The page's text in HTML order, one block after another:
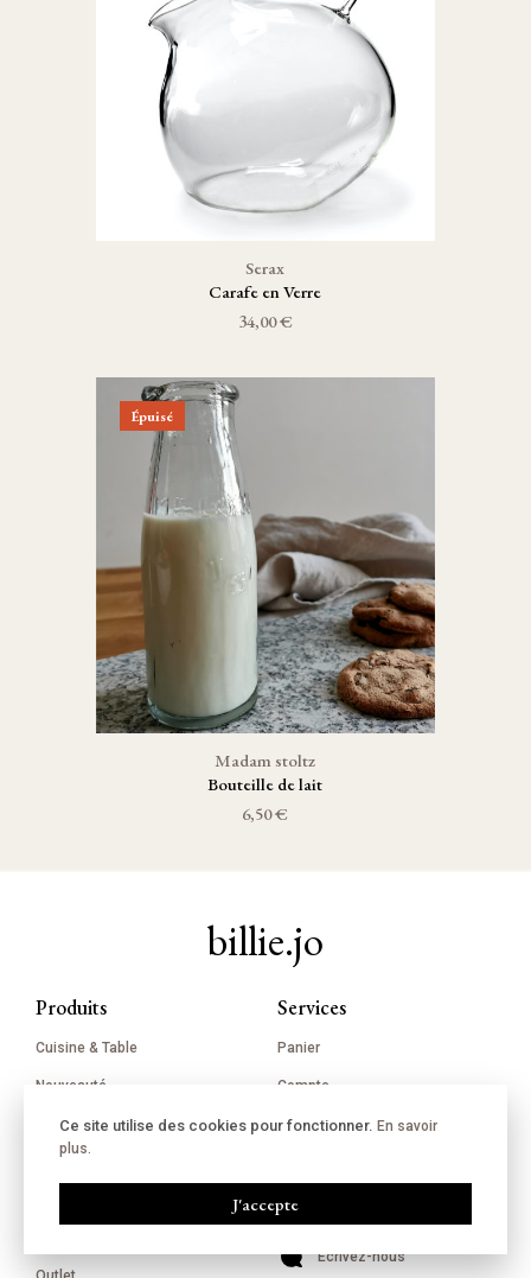
Serax
Carafe en Verre
34,00 €
Épuisé
Madam stoltz
Bouteille de lait
6,50 €
billie.jo
Produits
Cuisine & Table
Nouveauté
Décoration
Linge de maison
Services
Panier
Compte
À propos
Contact
Écrivez-nous
Ce site utilise des cookies pour fonctionner. En savoir
plus.
J'accepte